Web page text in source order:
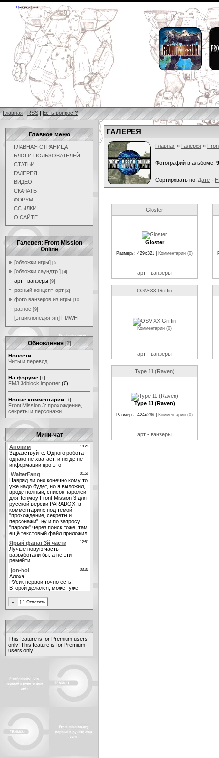
Главная | RSS | Есть вопрос ?
Главное меню
ГЛАВНАЯ СТРАНИЦА
БЛОГИ ПОЛЬЗОВАТЕЛЕЙ
СТАТЬИ
ГАЛЕРЕЯ
ВИДЕО
СКАЧАТЬ
ФОРУМ
ССЫЛКИ
О САЙТЕ
Галерея: Front Mission
Online
[обложки игры] [5]
[обложки саундтр.] [4]
арт - ванзеры [9]
разный концепт-арт [2]
фото ванзеров из игры [10]
разное [9]
[энциклопедия-яп] FMWH
Обновления [?]
Новости
Читы и перевод
На форуме [+]
FM3 3dblock importer (0)
Новые комментарии [+]
Front Mission 3: прохождение,
секреты и персонажи
Мини-чат
This feature is for Premium users
only! This feature is for Premium
users only!
ГАЛЕРЕЯ
Главная » Галерея »
Фотографий в альбоме: 9
Сортировать по: Дате ·
Gloster
Gloster
Размеры: 429x321 | Комментарии (0)
арт - ванзеры
OSV-XX Griffin
Комментарии (0)
арт - ванзеры
Type 11 (Raven)
Type 11 (Raven)
Размеры: 424x296 | Комментарии (0)
арт - ванзеры